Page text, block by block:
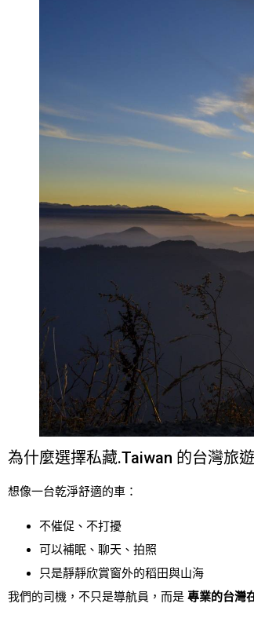
為什麼選擇私藏.Taiwan 的台灣旅
想像一台乾淨舒適的車：
不催促、不打擾
可以補眠、聊天、拍照
只是靜靜欣賞窗外的稻田與山海
我們的司機，不只是導航員，而是 專業的台灣